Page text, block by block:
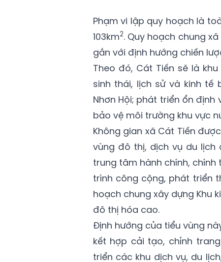
Phạm vi lập quy hoạch là
103km2. Quy hoạch chung
gắn với định hướng chiến
Theo đó, Cát Tiến sẽ là
sinh thái, lịch sử và kinh tế
Nhơn Hội; phát triển ổn
bảo vệ môi trường khu vực
Không gian xã Cát Tiến
vùng đô thị, dịch vụ du lịch
trung tâm hành chính,
trình công cộng, phát triển
hoạch chung xây dựng Khu
đô thị hóa cao.
Định hướng của tiểu vùng
kết hợp cải tạo, chỉnh
triển các khu dịch vụ, du